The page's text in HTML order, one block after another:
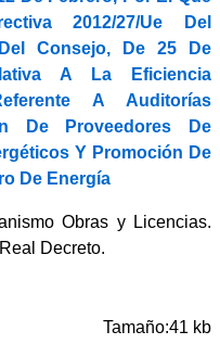
2012/27/Ue Del
Consejo, De 25 De
A La Eficiencia
A Auditorías
De Proveedores De
Y Promoción De
De Energía
Obras y Licencias.
Real Decreto.
Tamaño:41 kb